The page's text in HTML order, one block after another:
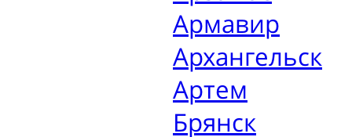
Армавир
Архангельск
Артем
Брянск